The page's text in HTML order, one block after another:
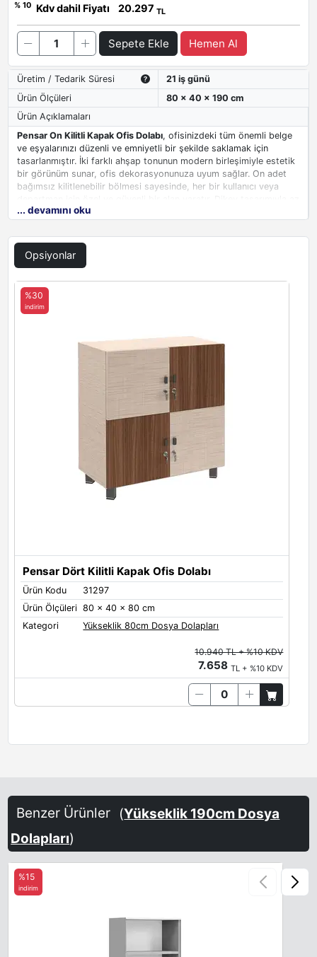
% 10
Kdv dahil Fiyatı 20.297 TL
Sepete Ekle Hemen Al
Üretim / Tedarik Süresi
21 iş günü
Ürün Ölçüleri
80 x 40 x 190 cm
Ürün Açıklamaları
Pensar On Kilitli Kapak Ofis Dolabı, ofisinizdeki tüm önemli belge
ve eşyalarınızı düzenli ve emniyetli bir şekilde saklamak için
tasarlanmıştır. İki farklı ahşap tonunun modern birleşimiyle estetik
bir görünüm sunar, ofis dekorasyonunuza uyum sağlar. On adet
bağımsız kilitlenebilir bölmesi sayesinde, her bir kullanıcı veya
yer kaplarken, maksimum depolama alanı sunarak ofisinizde
fonksiyonelliği hem de çağdaş estetiğiyle, ofisinizin düzenli ve
profesyonel bir atmosfere sahip olmasına katkıda bulunur.
... devamını oku
Opsiyonlar
Pensar Dört Kilitli Kapak Ofis Dolabı
Ürün Kodu
31297
Ürün Ölçüleri 80 x 40 x 80 cm
Kategori
Yükseklik 80cm Dosya Dolapları
%30
indirim
10.940 TL + %10 KDV
7.658TL + %10 KDV
Benzer Ürünler (Yükseklik 190cm Dosya
Dolapları)
%15
indirim